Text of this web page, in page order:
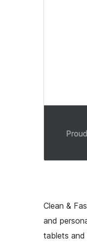
Clean &
and
tablets and